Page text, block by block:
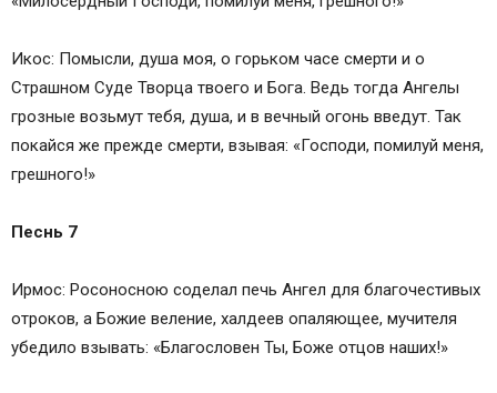
Икос: Помысли, душа моя, о горьком часе смерти и о
Страшном Суде Творца твоего и Бога. Ведь тогда Ангелы
грозные возьмут тебя, душа, и в вечный огонь введут. Так
покайся же прежде смерти, взывая: «Господи, помилуй меня,
грешного!»
Песнь 7
Ирмос: Росоносною соделал печь Ангел для благочестивых
отроков, а Божие веление, халдеев опаляющее, мучителя
убедило взывать: «Благословен Ты, Боже отцов наших!»